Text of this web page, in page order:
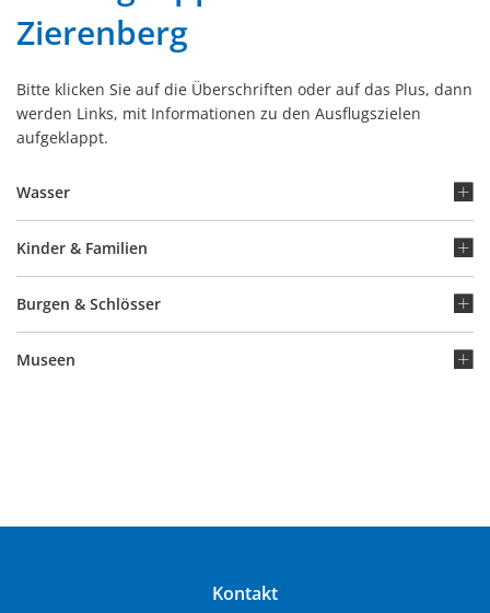
Zierenberg
Bitte klicken Sie auf die Überschriften oder auf das Plus, dann
werden Links, mit Informationen zu den Ausflugszielen
aufgeklappt.
Wasser
Kinder & Familien
Burgen & Schlösser
Museen
Kontakt